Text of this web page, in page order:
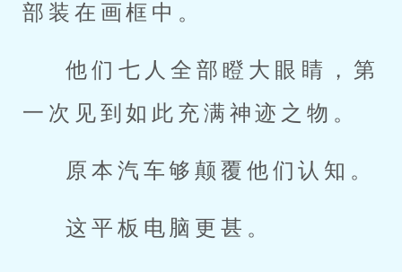
部装在画框中。
他们七人全部瞪大眼睛，第
一次见到如此充满神迹之物。
原本汽车够颠覆他们认知。
这平板电脑更甚。